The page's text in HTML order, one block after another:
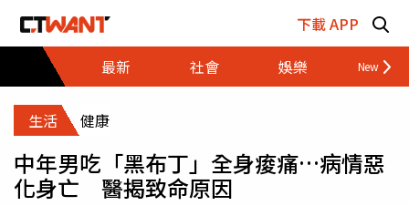
下載 APP
最新
社會 娛樂 財經
生活 健康
中年男吃「黑布丁」全身痠痛…病情惡
化身亡 醫揭致命原因